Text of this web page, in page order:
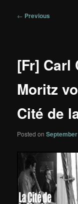
Post
← Previous
[Fr] Carl
Moritz
Cité de
Posted on